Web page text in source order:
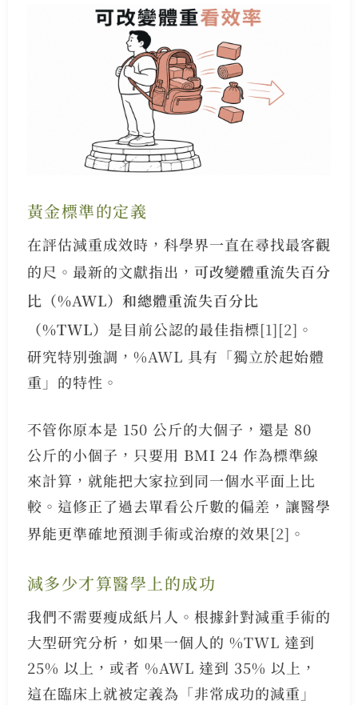
黃金標準的定義
在評估減重成效時，科學界一直在尋找最客觀
的尺。最新的文獻指出， 可改變體重流失百分
比（%AWL）和總體重流失百分比
（%TWL） 是目前公認的最佳指標[1][2] 。
研究特別強調，%AWL 具有「獨立於起始體
重」的特性。
不管你原本是 150 公斤的大個子，還是 80
公斤的小個子，只要用 BMI 24 作為標準線
來計算，就能把大家拉到同一個水平面上比
較。這修正了過去單看公斤數的偏差，讓醫學
界能更準確地預測手術或治療的效果[2] 。
減多少才算醫學上的成功
我們不需要瘦成紙片人。根據針對減重手術的
大型研究分析，如果一個人的 %TWL 達到
25% 以上，或者 %AWL 達到 35% 以上，
這在臨床上就被定義為「非常成功的減重」